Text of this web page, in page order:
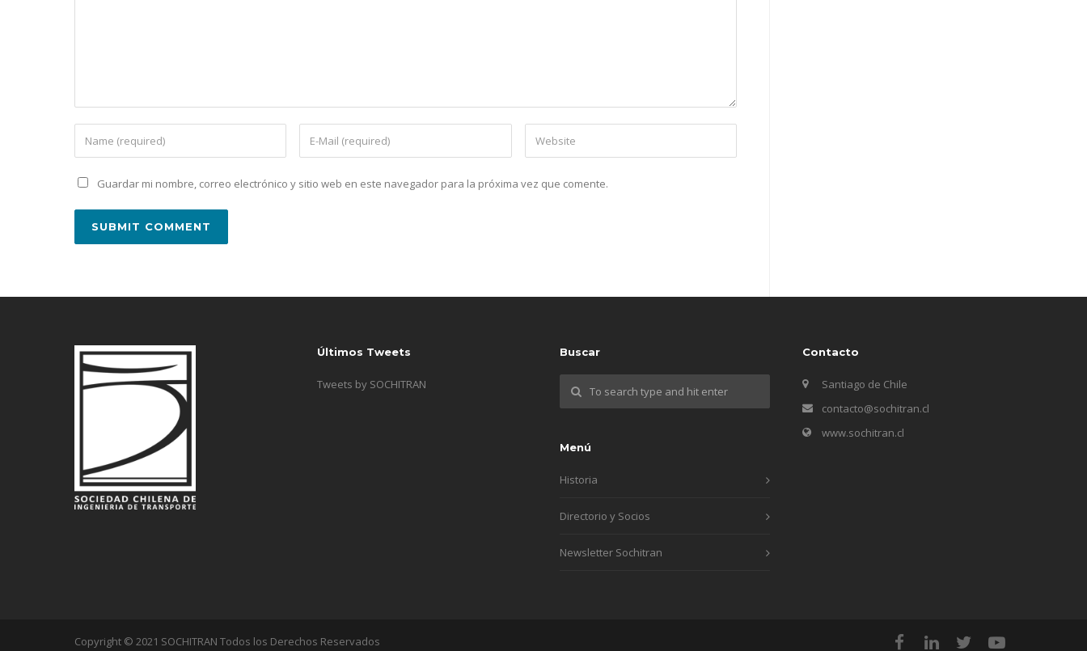
Guardar mi nombre, correo electrónico y sitio web en este navegador para la próxima vez que comente.
Últimos Tweets
Tweets by SOCHITRAN
Buscar
Menú
Historia
Directorio y Socios
Newsletter Sochitran
Contacto
Santiago de Chile
contacto@sochitran.cl
www.sochitran.cl
Copyright © 2021 SOCHITRAN Todos los Derechos Reservados